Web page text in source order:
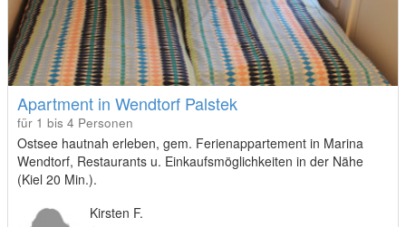
Apartment in Wendtorf Palstek
für 1 bis 4 Personen
Ostsee hautnah erleben, gem. Ferienappartement in Marina
Wendtorf, Restaurants u. Einkaufsmöglichkeiten in der Nähe
(Kiel 20 Min.).
Kirsten F.